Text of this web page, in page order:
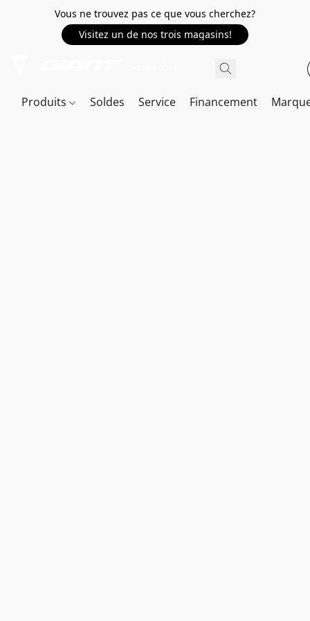
Vous ne trouvez pas ce que vous cherchez?
Visitez un de nos trois magasins!
Produits Soldes Service Financement